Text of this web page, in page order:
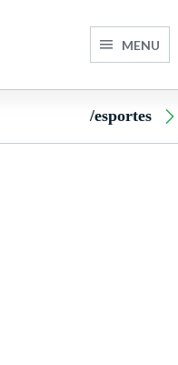
MENU
/esportes